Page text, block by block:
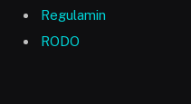
Regulamin
RODO